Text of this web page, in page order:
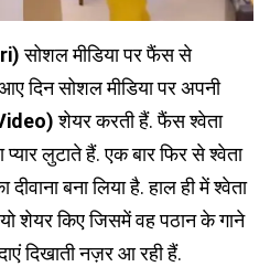
सोशल मीडिया पर फैंस से
दिन सोशल मीडिया पर अपनी
शेयर करती हैं. फैंस श्वेता
प्यार लुटाते हैं. एक बार फिर से श्वेता
बना लिया है. हाल ही में श्वेता
शेयर किए जिसमें वह पठान के गाने
दिखाती नज़र आ रही हैं.